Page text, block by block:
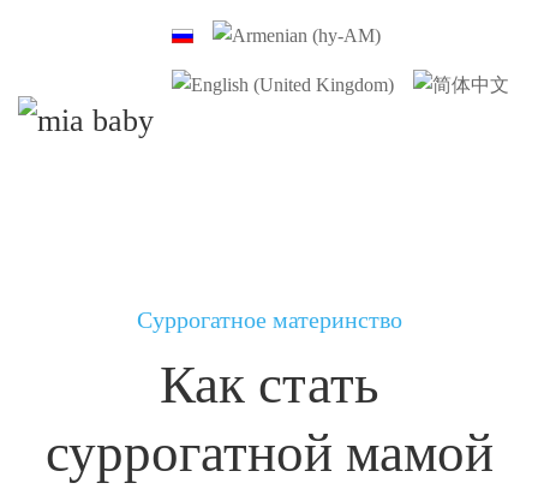
Суррогатное материнство
Как стать
суррогатной мамой